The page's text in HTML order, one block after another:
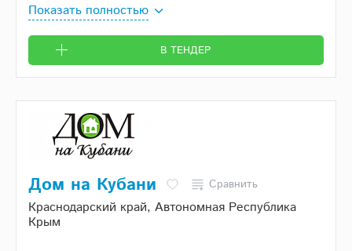
Показать полностью
В ТЕНДЕР
Дом на Кубани Сравнить
Краснодарский край, Автономная Республика
Крым